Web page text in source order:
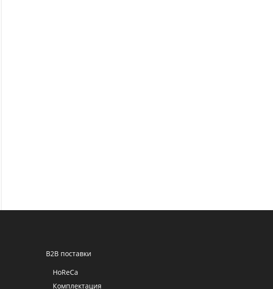
B2B поставки
HoReCa
Комплектация